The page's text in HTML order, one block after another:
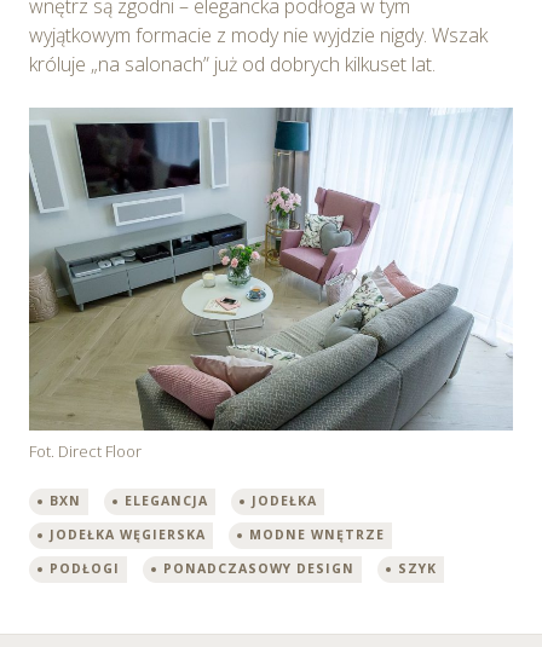
wnętrz są zgodni – elegancka podłoga w tym
wyjątkowym formacie z mody nie wyjdzie nigdy. Wszak
króluje „na salonach” już od dobrych kilkuset lat.
Fot. Direct Floor
BXN ELEGANCJA
JODEŁKA
JODEŁKA WĘGIERSKA
MODNE WNĘTRZE
PODŁOGI
PONADCZASOWY DESIGN SZYK